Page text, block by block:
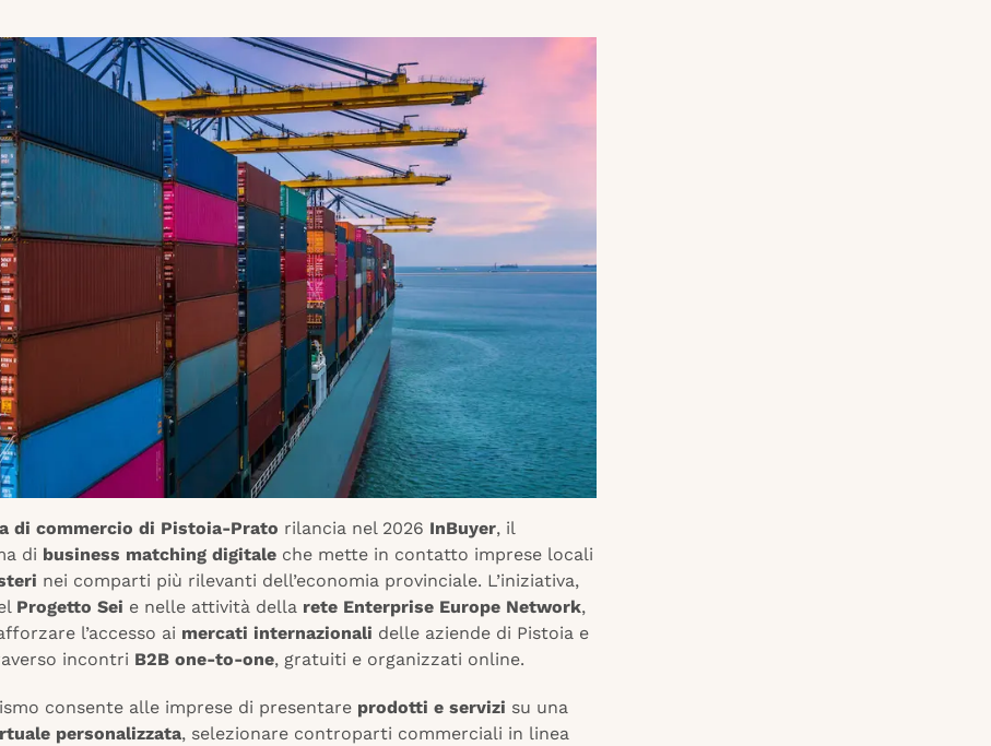
di commercio di Pistoia-Prato rilancia nel 2026 InBuyer, il
di business matching digitale che mette in contatto imprese locali
nei comparti più rilevanti dell’economia provinciale. L’iniziativa,
Progetto Sei e nelle attività della rete Enterprise Europe Network,
l’accesso ai mercati internazionali delle aziende di Pistoia e
incontri B2B one-to-one, gratuiti e organizzati online.
consente alle imprese di presentare prodotti e servizi su una
personalizzata, selezionare controparti commerciali in linea